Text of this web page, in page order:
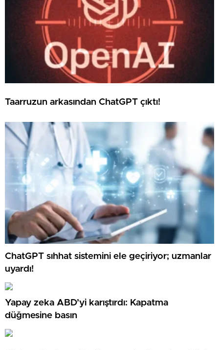
Taarruzun arkasından ChatGPT çıktı!
ChatGPT sıhhat sistemini ele geçiriyor; uzmanlar
uyardı!
Yapay zeka ABD’yi karıştırdı: Kapatma
düğmesine basın